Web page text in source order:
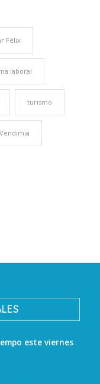
Félix
laboral
turismo
Vendimia
este viernes